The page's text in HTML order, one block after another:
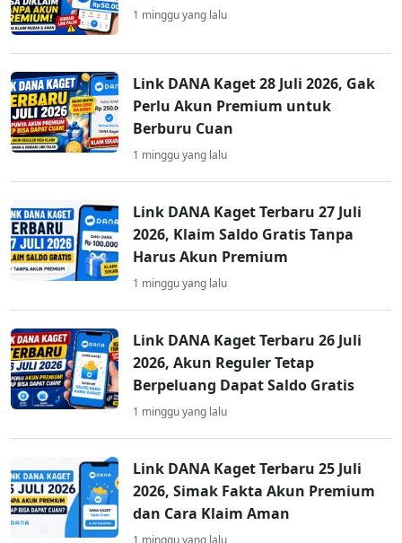
1 minggu yang lalu
Link DANA Kaget 28 Juli 2026, Gak
Perlu Akun Premium untuk
Berburu Cuan
1 minggu yang lalu
Link DANA Kaget Terbaru 27 Juli
2026, Klaim Saldo Gratis Tanpa
Harus Akun Premium
1 minggu yang lalu
Link DANA Kaget Terbaru 26 Juli
2026, Akun Reguler Tetap
Berpeluang Dapat Saldo Gratis
1 minggu yang lalu
Link DANA Kaget Terbaru 25 Juli
2026, Simak Fakta Akun Premium
dan Cara Klaim Aman